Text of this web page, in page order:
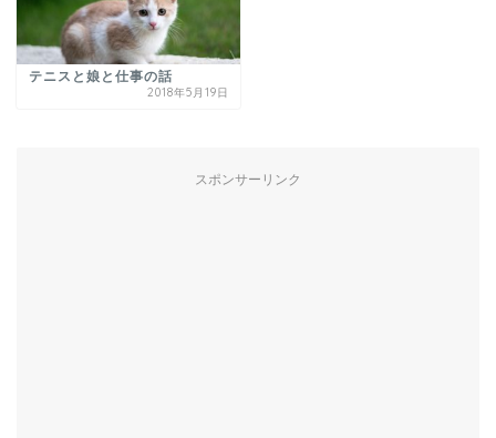
テニスと娘と仕事の話
2018年5月19日
スポンサーリンク